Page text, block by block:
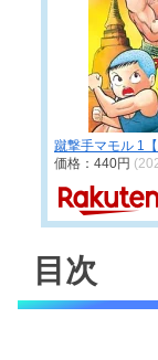
蹴撃手マモル 1
価格：440円
目次